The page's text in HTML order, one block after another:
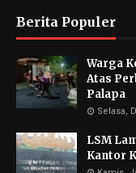
Berita Populer
Warga
Atas
Palapa
Selasa,
LSM
Kantor